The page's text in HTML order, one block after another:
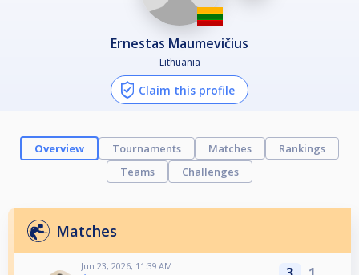
Ernestas Maumevičius
Lithuania
Claim this profile
Overview Tournaments Matches
Rankings
Teams
Challenges
Matches
Jun 23, 2026, 11:39 AM